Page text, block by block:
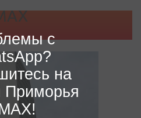
с
на
Приморья